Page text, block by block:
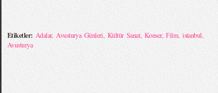
Etiketler: Adalar,Avusturya Günleri, Kültür Sanat, Konser,Film,istanbul,
Avusturya